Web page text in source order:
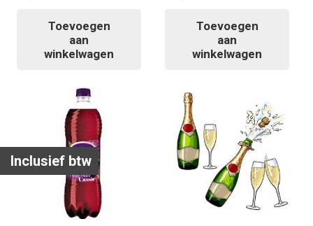
Inclusief btw
Toevoegen
aan
winkelwagen
Toevoegen
aan
winkelwagen